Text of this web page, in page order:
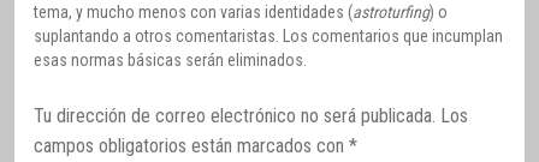
tema, y mucho menos con varias identidades (astroturfing) o
suplantando a otros comentaristas. Los comentarios que incumplan
esas normas básicas serán eliminados.
Tu dirección de correo electrónico no será publicada. Los
campos obligatorios están marcados con *